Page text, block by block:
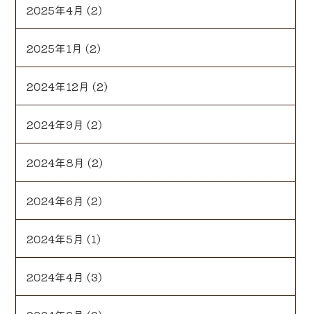
2025年4月 (2)
2025年1月 (2)
2024年12月 (2)
2024年9月 (2)
2024年8月 (2)
2024年6月 (2)
2024年5月 (1)
2024年4月 (3)